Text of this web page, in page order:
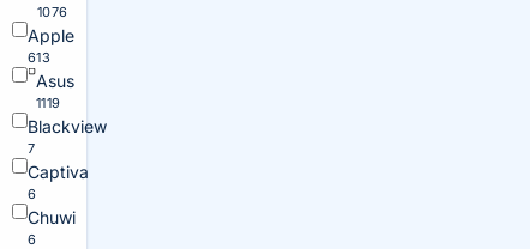
1076
Apple
613
Asus
1119
Blackview
7
Captiva
6
Chuwi
6